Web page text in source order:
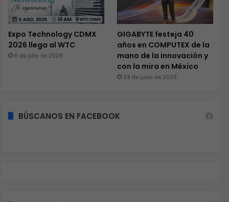
Expo Technology CDMX
2026 llega al WTC
6 de julio de 2026
GIGABYTE festeja 40
años en COMPUTEX de la
mano de la innovación y
con la mira en México
24 de junio de 2026
BÚSCANOS EN FACEBOOK